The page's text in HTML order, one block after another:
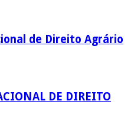
de Direito Agrário
DE DIREITO